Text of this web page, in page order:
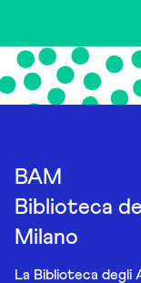
BAM
Biblioteca
Milano
La Biblioteca degli